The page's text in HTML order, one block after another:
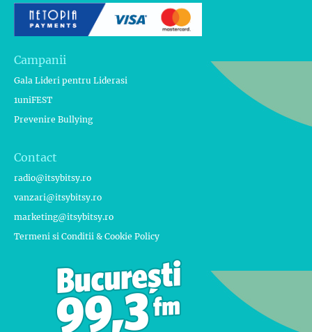
Campanii
Gala Lideri pentru Liderasi
1uniFEST
Prevenire Bullying
Contact
radio@itsybitsy.ro
vanzari@itsybitsy.ro
marketing@itsybitsy.ro
Termeni si Conditii & Cookie Policy